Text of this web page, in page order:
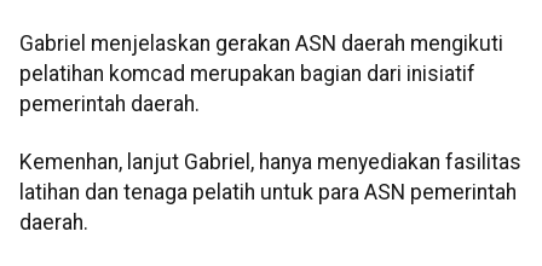
Gabriel menjelaskan gerakan ASN daerah mengikuti
pelatihan komcad merupakan bagian dari inisiatif
pemerintah daerah.
Kemenhan, lanjut Gabriel, hanya menyediakan fasilitas
latihan dan tenaga pelatih untuk para ASN pemerintah
daerah.